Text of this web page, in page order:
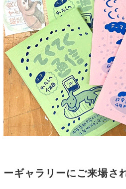
ーギャラリーにご来場さ